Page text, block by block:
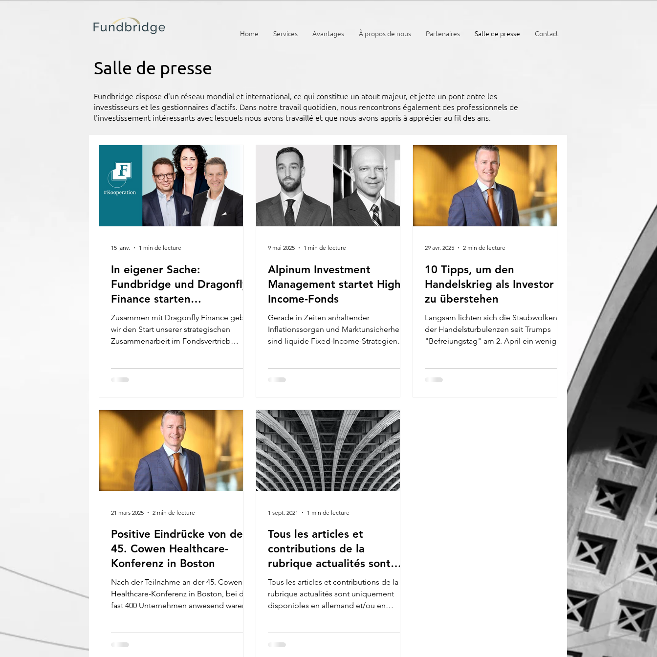
Home Services Avantages À propos de nous Partenaires Salle de presse Contact
Salle de presse
Fundbridge dispose d'un réseau mondial et international, ce qui constitue un atout majeur, et jette un pont entre les
investisseurs et les gestionnaires d'actifs. Dans notre travail quotidien, nous rencontrons également des professionnels de
l'investissement intéressants avec lesquels nous avons travaillé et que nous avons appris à apprécier au fil des ans.
In eigener Sache:
Fundbridge und Dragonfly
Finance starten
strategische Partnerschaft
in Deutschland, Österreich
und Luxemburg
Zusammen mit Dragonfly Finance geben
wir den Start unserer strategischen
Zusammenarbeit im Fondsvertrieb
Manager in Deutschland, Österreich und
nachhaltiges Wachstum in allen drei
Märkten zu fördern. Vertriebserfolg im
Wholesale und institutionellen Geschäft
basiert auf lokaler Kundennähe,
Verlässlichkeit und einem starken
Netzwerk – genau hier setzen Christian
Pab
15 janv. 1 min de lecture
Alpinum Investment
Management startet High-
Income-Fonds
Gerade in Zeiten anhaltender
Inflationssorgen und Marktunsicherheit
sind liquide Fixed-Income-Strategien
9 mai 2025 1 min de lecture
10 Tipps, um den
Handelskrieg als Investor
zu überstehen
Langsam lichten sich die Staubwolken
der Handelsturbulenzen seit Trumps
"Befreiungstag" am 2. April ein wenig.
29 avr. 2025 2 min de lecture
Positive Eindrücke von der
45. Cowen Healthcare-
Konferenz in Boston
Nach der Teilnahme an der 45. Cowen
Healthcare-Konferenz in Boston, bei der
fast 400 Unternehmen anwesend waren,
21 mars 2025 2 min de lecture
Tous les articles et
contributions de la
rubrique actualités sont
uniquement disponibles en
allemand
Tous les articles et contributions de la
rubrique actualités sont uniquement
disponibles en allemand et/ou en
1 sept. 2021 1 min de lecture